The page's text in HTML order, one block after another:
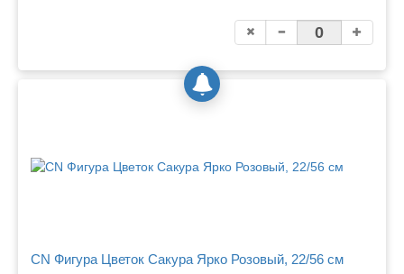
CN Фигура Цветок Сакура Ярко Розовый, 22/56 см